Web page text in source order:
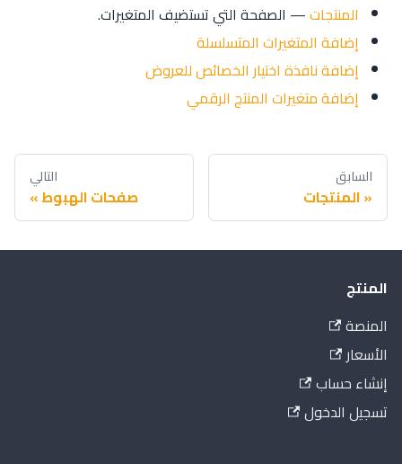
المنتجات— الصفحة التي تستضيف المتغيرات.
إضافة المتغيرات المتسلسلة
إضافة نافذة اختيار الخصائص للعروض
إضافة متغيرات المنتج الرقمي
السابق
المنتجات
التالي
صفحات الهبوط
المنتج
المنصة
الأسعار
إنشاء حساب
تسجيل الدخول